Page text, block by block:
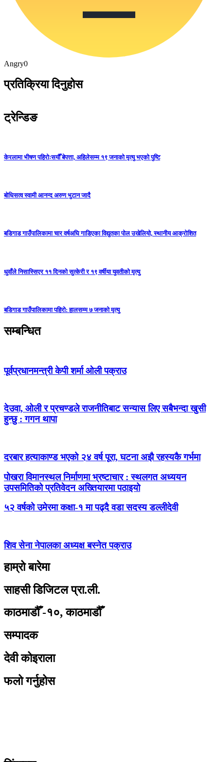
Angry0
प्रतिक्रिया दिनुहोस
ट्रेन्डिङ
केरलामा भीषण पहिरोःसयौँ बेपत्ता, अहिलेसम्म १९ जनाको मृत्यु भएको पुष्टि
बोधिसत्व स्वामी आनन्द अरुण भुटान जादै
बडिगाड गाउँपालिकामा चार वर्षअघि गाडिएका विद्युतका पोल उखेलियो, स्थानीय आक्रोशित
धुवाँले निसास्सिएर ११ दिनको सुत्केरी र १९ वर्षीया युवतीको मृत्यु
बडिगाड गाउँपालिकामा पहिरो: हालसम्म ७ जनाको मृत्यु
सम्बन्धित
पूर्वप्रधानमन्त्री केपी शर्मा ओली पक्राउ
देउवा, ओली र प्रचण्डले राजनीतिबाट सन्यास लिए सबैभन्दा खुसी
हुन्छु : गगन थापा
दरबार हत्याकाण्ड भएको २४ वर्ष पूरा, घटना अझै रहस्यकै गर्भमा
पोखरा विमानस्थल निर्माणमा भ्रष्टाचार : स्थलगत अध्ययन
उपसमितिको प्रतिवेदन अख्तियारमा पठाइयो
५२ वर्षको उमेरमा कक्षा-१ मा पढ्दै वडा सदस्य डल्लीदेवी
शिव सेना नेपालका अध्यक्ष बस्नेत पक्राउ
हाम्रो बारेमा
साहसी डिजिटल प्रा.ली.
काठमाडौँ -१०, काठमाडौँ
सम्पादक
देवी कोइराला
फलो गर्नुहोस